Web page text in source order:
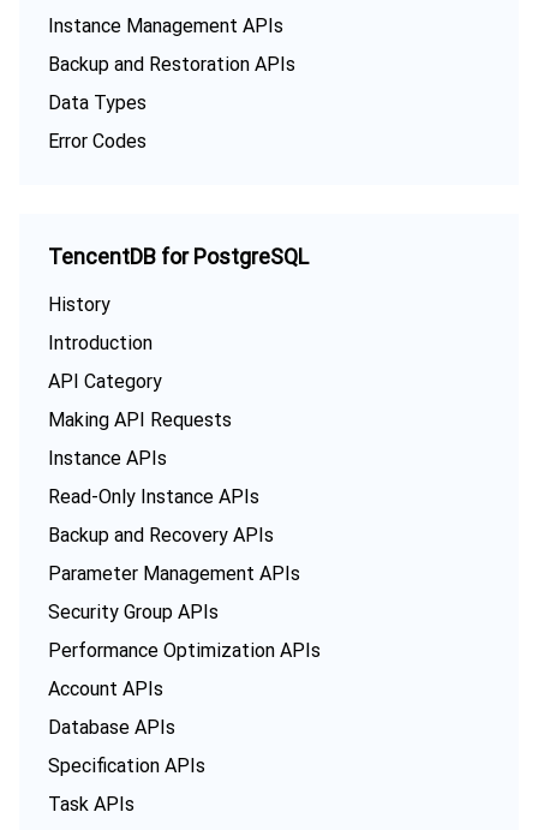
Instance Management APIs
Backup and Restoration APIs
Data Types
Error Codes
TencentDB for PostgreSQL
History
Introduction
API Category
Making API Requests
Instance APIs
Read-Only Instance APIs
Backup and Recovery APIs
Parameter Management APIs
Security Group APIs
Performance Optimization APIs
Account APIs
Database APIs
Specification APIs
Task APIs